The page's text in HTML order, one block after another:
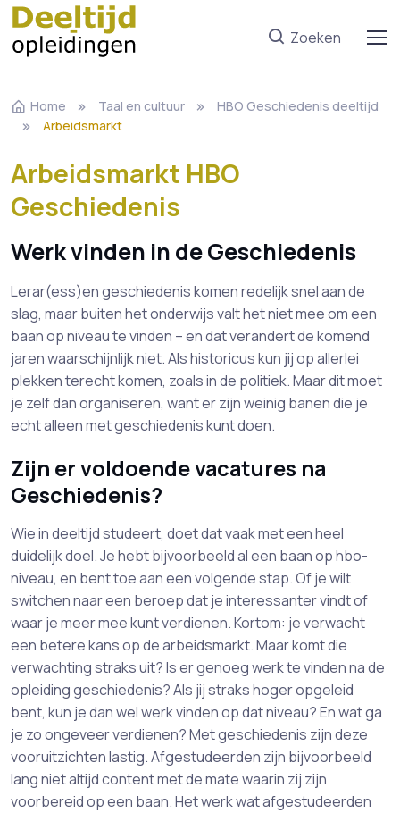
Zoeken
Home Taal en cultuur
HBO Geschiedenis deeltijd
Arbeidsmarkt
Arbeidsmarkt HBO
Geschiedenis
Werk vinden in de Geschiedenis
Lerar(ess)en geschiedenis komen redelijk snel aan de
slag, maar buiten het onderwijs valt het niet mee om een
baan op niveau te vinden – en dat verandert de komend
jaren waarschijnlijk niet. Als historicus kun jij op allerlei
plekken terecht komen, zoals in de politiek. Maar dit moet
je zelf dan organiseren, want er zijn weinig banen die je
echt alleen met geschiedenis kunt doen.
Zijn er voldoende vacatures na
Geschiedenis?
Wie in deeltijd studeert, doet dat vaak met een heel
duidelijk doel. Je hebt bijvoorbeeld al een baan op hbo-
niveau, en bent toe aan een volgende stap. Of je wilt
switchen naar een beroep dat je interessanter vindt of
waar je meer mee kunt verdienen. Kortom: je verwacht
een betere kans op de arbeidsmarkt. Maar komt die
verwachting straks uit? Is er genoeg werk te vinden na de
opleiding geschiedenis? Als jij straks hoger opgeleid
bent, kun je dan wel werk vinden op dat niveau? En wat ga
je zo ongeveer verdienen? Met geschiedenis zijn deze
vooruitzichten lastig. Afgestudeerden zijn bijvoorbeeld
lang niet altijd content met de mate waarin zij zijn
voorbereid op een baan. Het werk wat afgestudeerden